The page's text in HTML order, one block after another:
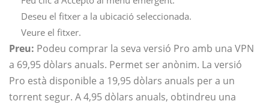
Deseu el fitxer a la ubicació seleccionada.
Veure el fitxer.
Preu: Podeu comprar la seva versió Pro amb una VPN
a 69,95 dòlars anuals. Permet ser anònim. La versió
Pro està disponible a 19,95 dòlars anuals per a un
torrent segur. A 4,95 dòlars anuals, obtindreu una